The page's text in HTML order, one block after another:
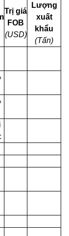
Trị giá
FOB
(USD)
Lượng
xuất
khẩu
(Tấn)